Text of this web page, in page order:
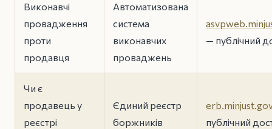
Виконавчі
провадження
проти
продавця
Автоматизована
система
виконавчих
проваджень
— публічний
Чи є
продавець у
реєстрі
Єдиний реєстр
боржників
публічний